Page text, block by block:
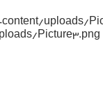
uploads/
Picture3.png